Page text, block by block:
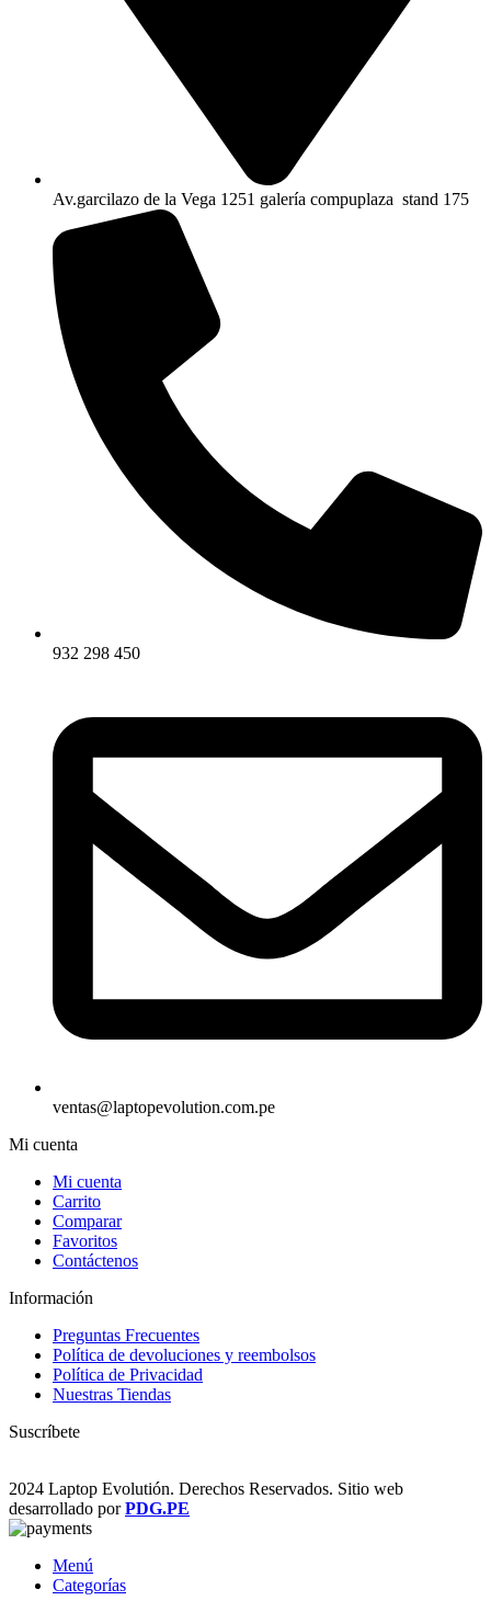
Av.garcilazo de la Vega 1251 galería compuplaza stand 175
932 298 450
ventas@laptopevolution.com.pe
Mi cuenta
Mi cuenta
Carrito
Comparar
Favoritos
Contáctenos
Información
Preguntas Frecuentes
Política de devoluciones y reembolsos
Política de Privacidad
Nuestras Tiendas
Suscríbete
2024 Laptop Evolutión. Derechos Reservados. Sitio web
desarrollado porPDG.PE
Menú
Categorías